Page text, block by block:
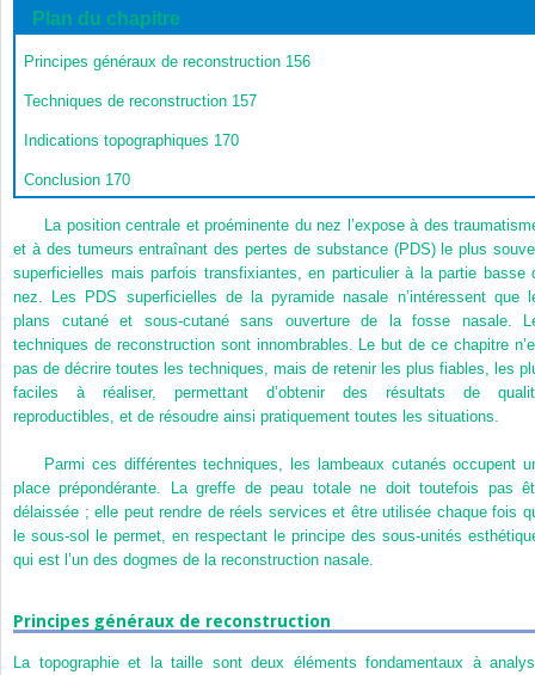
Plan du chapitre
Principes généraux de reconstruction 156
Techniques de reconstruction 157
Indications topographiques 170
Conclusion 170
La position centrale et proéminente du nez l’expose à des
et à des tumeurs entraînant des pertes de substance (PDS) le plus
superficielles mais parfois transfixiantes, en particulier à la partie basse
nez. Les PDS superficielles de la pyramide nasale n’intéressent que
plans cutané et sous-cutané sans ouverture de la fosse nasale.
techniques de reconstruction sont innombrables. Le but de ce chapitre
pas de décrire toutes les techniques, mais de retenir les plus fiables, les
faciles à réaliser, permettant d’obtenir des résultats de
reproductibles, et de résoudre ainsi pratiquement toutes les situations.
Parmi ces différentes techniques, les lambeaux cutanés occupent
place prépondérante. La greffe de peau totale ne doit toutefois pas
délaissée ; elle peut rendre de réels services et être utilisée chaque fois
le sous-sol le permet, en respectant le principe des sous-unités
qui est l’un des dogmes de la reconstruction nasale.
Principes généraux de reconstruction
La topographie et la taille sont deux éléments fondamentaux à